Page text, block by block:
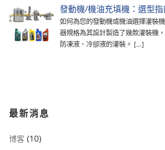
發動機/機油充填機：選型
如何為您的發動機或機油選擇灌裝
器規格為其設計製造了幾款灌裝機
防凍液、冷卻液的灌裝。 […]
最新消息
博客 (10)